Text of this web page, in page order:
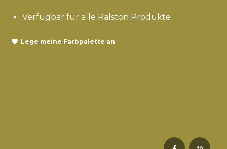
Verfügbar für alle Ralston Produkte
Lege meine Farbpalette an